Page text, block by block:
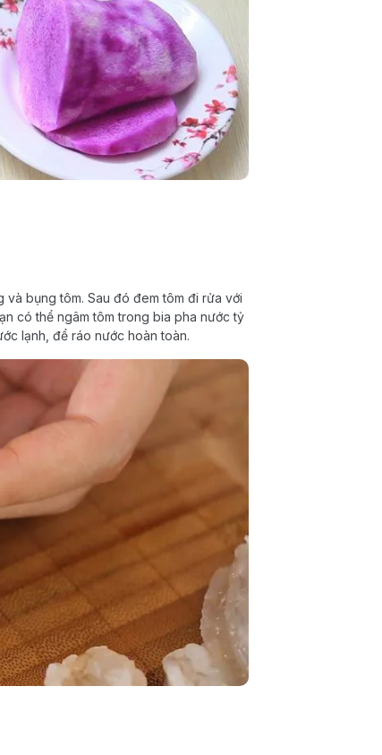
bụng tôm. Sau đó đem tôm đi rửa với
có thể ngâm tôm trong bia pha nước tỷ
lạnh, để ráo nước hoàn toàn.